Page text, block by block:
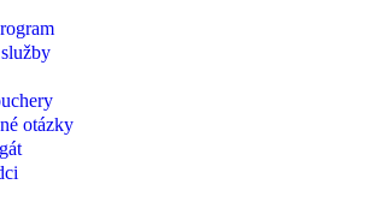
otázky